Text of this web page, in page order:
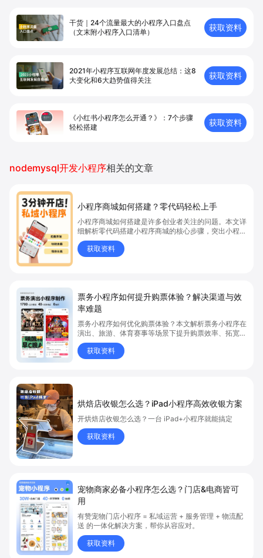
干货｜24个流量最大的小程序入口盘点
（文末附小程序入口清单）
获取资料
2021年小程序互联网年度发展总结：这8
大变化和6大趋势值得关注
获取资料
《小红书小程序怎么开通？》：7个步骤
轻松搭建
获取资料
nodemysql开发小程序相关的文章
小程序商城如何搭建？零代码轻松上手
小程序商城如何搭建是许多创业者关注的问题。本文详
细解析零代码搭建小程序商城的核心步骤，突出小程序
商城、商城搭建与零代码开店优势，帮助你轻松实现商
品上架、全渠道销售及高效会员运营，快速开启线上卖
货新模式。点击获取详细操作指南！
获取资料
票务小程序如何提升购票体验？解决渠道与效
率难题
票务小程序如何优化购票体验？本文解析票务小程序在
演出、旅游、体育赛事等场景下提升购票效率、拓宽销
售渠道、实现会员精准营销的具体方式。关键词包括
“票务小程序”、“购票体验”、“购票效率”。
获取资料
烘焙店收银怎么选？iPad小程序高效收银方案
开烘焙店收银怎么选？一台 iPad+小程序就能搞定
获取资料
宠物商家必备小程序怎么选？门店&电商皆可
用
有赞宠物门店小程序 = 私域运营 + 服务管理 + 物流配
送 的一体化解决方案，帮你从容应对。
获取资料